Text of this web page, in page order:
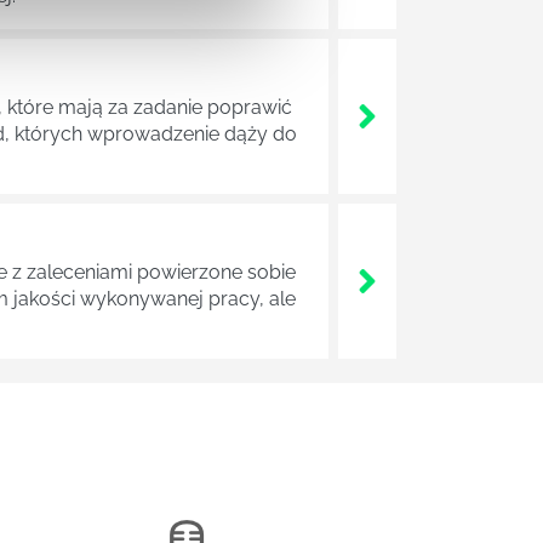
mają za zadanie poprawić
których wprowadzenie dąży do
zaleceniami powierzone sobie
jakości wykonywanej pracy, ale